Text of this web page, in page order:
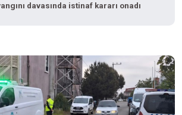
davasında istinaf kararı onadı